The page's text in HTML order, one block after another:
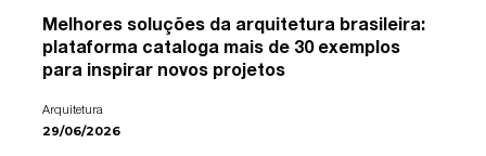
Melhores soluções da arquitetura brasileira:
plataforma cataloga mais de 30 exemplos
para inspirar novos projetos
Arquitetura
29/06/2026